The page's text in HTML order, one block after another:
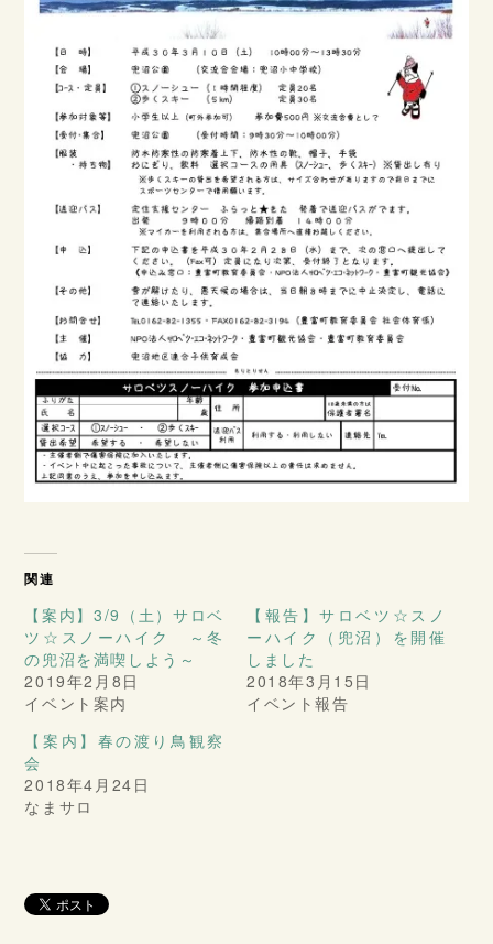
関連
【案内】3/9（土）サロベ
ツ☆スノーハイク ～冬
の兜沼を満喫しよう～
2019年2月8日
イベント案内
【報告】サロベツ☆スノ
ーハイク（兜沼）を開催
しました
2018年3月15日
イベント報告
【案内】春の渡り鳥観察
会
2018年4月24日
なまサロ